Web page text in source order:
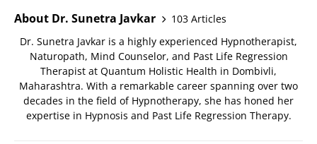
About Dr. Sunetra Javkar
103 Articles
Dr. Sunetra Javkar is a highly experienced Hypnotherapist,
Naturopath, Mind Counselor, and Past Life Regression
Therapist at Quantum Holistic Health in Dombivli,
Maharashtra. With a remarkable career spanning over two
decades in the field of Hypnotherapy, she has honed her
expertise in Hypnosis and Past Life Regression Therapy.